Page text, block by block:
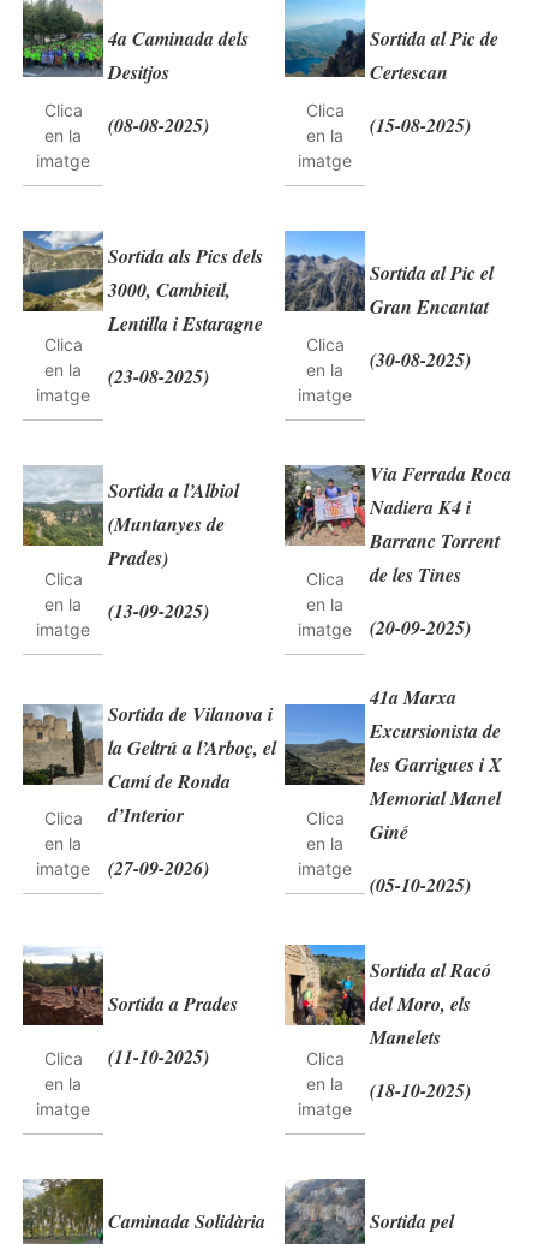
Clica
en la
imatge
4a Caminada dels
Desitjos
(08-08-2025)
Clica
en la
imatge
Sortida al Pic de
Certescan
(15-08-2025)
Clica
en la
imatge
Sortida als Pics dels
3000, Cambieil,
Lentilla i Estaragne
(23-08-2025)
Clica
en la
imatge
Sortida al Pic el
Gran Encantat
(30-08-2025)
Clica
en la
imatge
Sortida a l’Albiol
(Muntanyes de
Prades)
(13-09-2025)
Clica
en la
imatge
Via Ferrada Roca
Nadiera K4 i
Barranc Torrent
de les Tines
(20-09-2025)
Clica
en la
imatge
Sortida de Vilanova i
la Geltrú a l’Arboç, el
Camí de Ronda
d’Interior
(27-09-2026)
Clica
en la
imatge
41a Marxa
Excursionista de
les Garrigues i X
Memorial Manel
Giné
(05-10-2025)
Clica
en la
imatge
Sortida a Prades
(11-10-2025)
Clica
en la
imatge
Sortida al Racó
del Moro, els
Manelets
(18-10-2025)
Caminada Solidària
Sortida pel